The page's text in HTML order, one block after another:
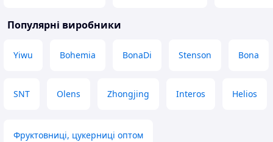
Популярні виробники
Yiwu Bohemia BonaDi Stenson Bona
SNT Olens Zhongjing Interos Helios
Фруктовниці, цукерниці оптом